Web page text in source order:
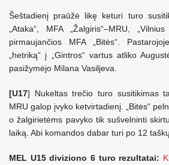
Šeštadienį praūžė likę keturi turo
„Ataka“, MFA „Žalgiris“–MRU,
pirmaujančios MFA „Bitės“.
„hetriką“ į „Gintros“ vartus atliko
pasižymėjo Milana Vasiljeva.
[U17] Nukeltas trečio turo susitikimas
MRU galop įvyko ketvirtadienį. „Bitės“
o žalgirietėms pavyko tik sušvelninti
laiką. Abi komandos dabar turi po 12 taškų.
MEL U15 diviziono 6 turo rezultatai: